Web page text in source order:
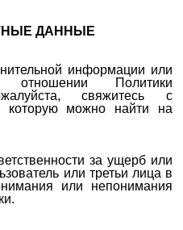
ДАННЫЕ
информации или
Политики
свяжитесь с
которую можно найти на
за ущерб или
или третьи лица в
или непонимания